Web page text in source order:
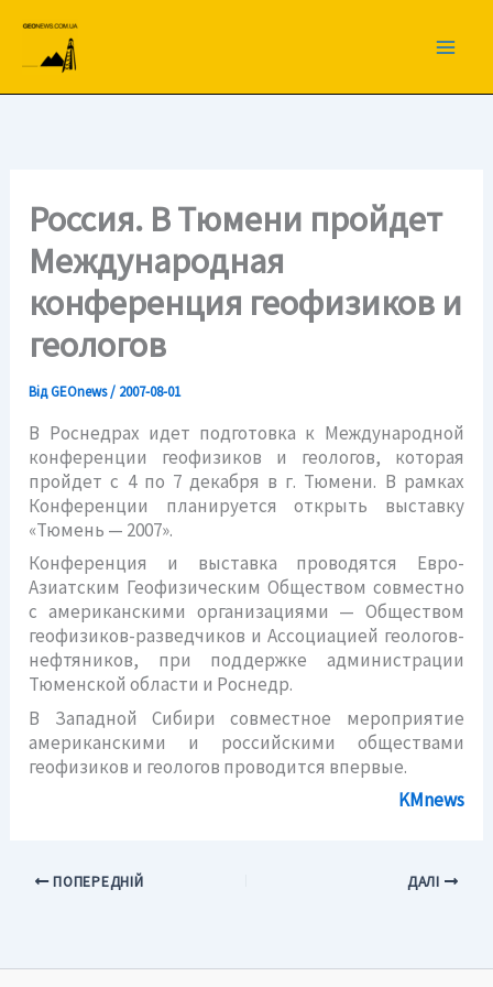
вмісту
Россия. В Тюмени пройдет
Международная
конференция геофизиков и
геологов
ВідGEOnews/ 2007-08-01
В Роснедрах идет подготовка к Международной
конференции геофизиков и геологов, которая
пройдет с 4 по 7 декабря в г. Тюмени. В рамках
Конференции планируется открыть выставку
«Тюмень — 2007».
Конференция и выставка проводятся Евро-
Азиатским Геофизическим Обществом совместно
с американскими организациями — Обществом
геофизиков-разведчиков и Ассоциацией геологов-
нефтяников, при поддержке администрации
Тюменской области и Роснедр.
В Западной Сибири совместное мероприятие
американскими и российскими обществами
геофизиков и геологов проводится впервые.
KMnews
ПОПЕРЕДНІЙ ДАЛІ